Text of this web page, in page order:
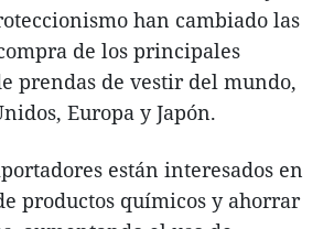
han cambiado las
de los principales
prendas de vestir del mundo,
Europa y Japón.
están interesados en
productos químicos y ahorrar